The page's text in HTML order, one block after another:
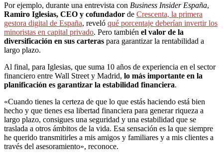
Por ejemplo, durante una entrevista con Business Insider España,
Ramiro Iglesias, CEO y cofundador de Crescenta, la primera
gestora digital de España, reveló qué porcentaje deberían invertir los
minoristas en capital privado. Pero también el valor de la
diversificación en sus carteras para garantizar la rentabilidad a
largo plazo.
Al final, para Iglesias, que suma 10 años de experiencia en el sector
financiero entre Wall Street y Madrid, lo más importante en la
planificación es garantizar la estabilidad financiera.
«Cuando tienes la certeza de que lo que estás haciendo está bien
hecho y que tienes esa libertad financiera para generar riqueza a
largo plazo, consigues una seguridad y una estabilidad que se
traslada a otros ámbitos de la vida. Esa sensación es la que siempre
he querido transmitirles a mis amigos y familiares y a mis clientes a
través del asesoramiento», reconoce.